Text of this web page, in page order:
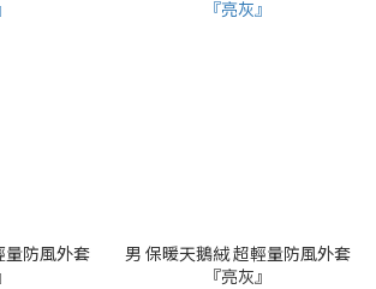
量防風外套
男 保暖天鵝絨 超輕量防風外套
『亮灰』